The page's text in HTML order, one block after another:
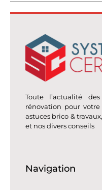
Toute l’actualité
rénovation pour
astuces brico &
et nos divers conseils
Navigation